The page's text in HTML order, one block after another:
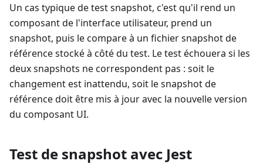
Un cas typique de test snapshot, c'est qu'il rend un
composant de l'interface utilisateur, prend un
snapshot, puis le compare à un fichier snapshot de
référence stocké à côté du test. Le test échouera si les
deux snapshots ne correspondent pas : soit le
changement est inattendu, soit le snapshot de
référence doit être mis à jour avec la nouvelle version
du composant UI.
Test de snapshot avec Jest